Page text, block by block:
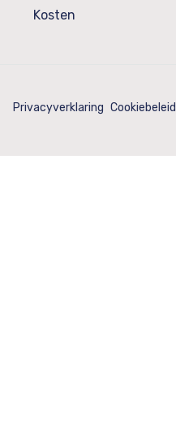
Kosten
Privacyverklaring Cookiebeleid